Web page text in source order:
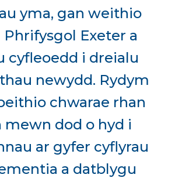
yma, gan weithio
Phrifysgol Exeter a
cyfleoedd i dreialu
newydd. Rydym
chwarae rhan
mewn dod o hyd i
ar gyfer cyflyrau
a datblygu